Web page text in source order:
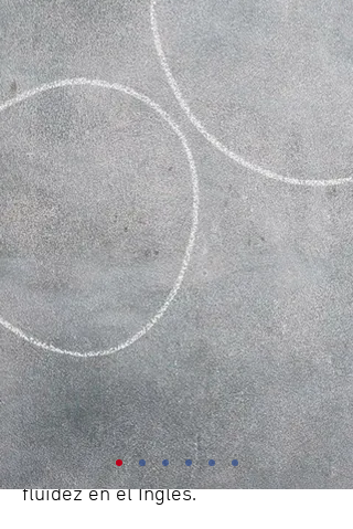
Celai Institute
Enseñamos a hablar inglés a
niños, jóvenes y adultos.
Contribuyendo así a su realización
personal, profesional, laboral y
académica a través de mejores
oportunidades. Apoyado en un
equipo de trabajado profesional e
idóneo de excelentes calidades
humanas, una metodología
enteramente conversacional y
recursos tecnológicos y
pedagógicos de aprendizaje de
primera calidad para lograr
fluidez en el Inglés.